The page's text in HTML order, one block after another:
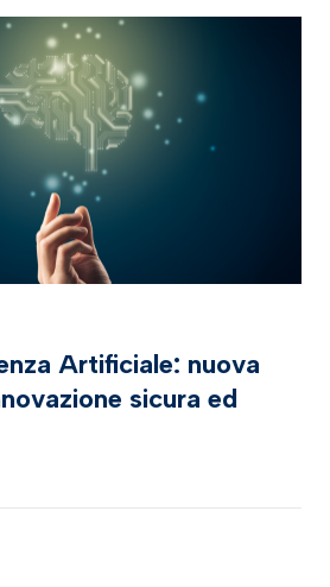
Artificiale: nuova
sicura ed